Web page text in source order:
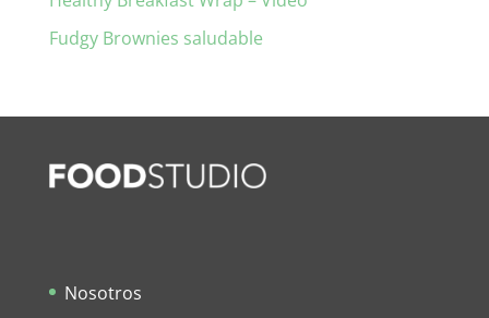
Fudgy Brownies saludable
Nosotros